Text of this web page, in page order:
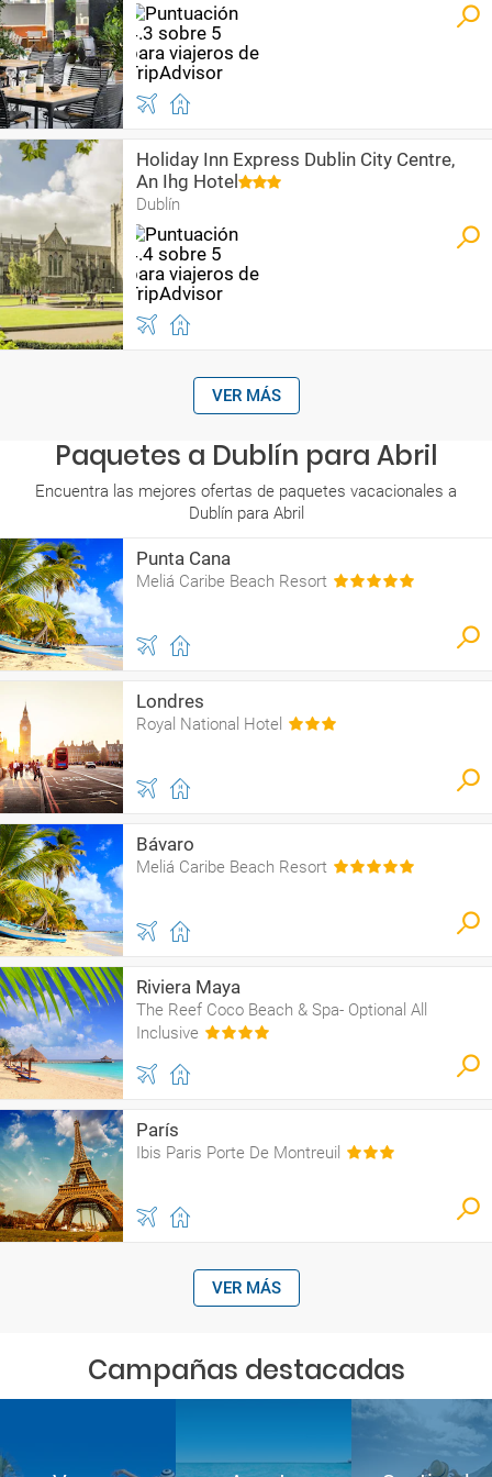
Holiday Inn Express Dublin City Centre,
An Ihg Hotel
Dublín
VER MÁS
Paquetes a Dublín para Abril
Encuentra las mejores ofertas de paquetes vacacionales a
Dublín para Abril
Punta Cana
Meliá Caribe Beach Resort
Londres
Royal National Hotel
Bávaro
Meliá Caribe Beach Resort
Riviera Maya
The Reef Coco Beach & Spa- Optional All
Inclusive
París
Ibis Paris Porte De Montreuil
VER MÁS
Campañas destacadas